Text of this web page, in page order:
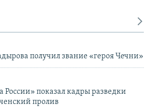
получил звание «героя Чечни»
России» показал кадры разведки
пролив